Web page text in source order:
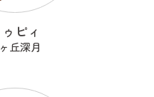
ピィ
丘深月